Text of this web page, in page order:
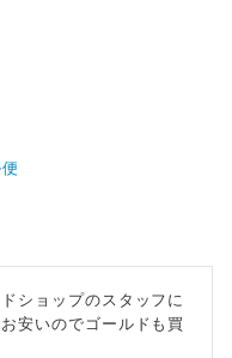
ショップのスタッフに
安いのでゴールドも買